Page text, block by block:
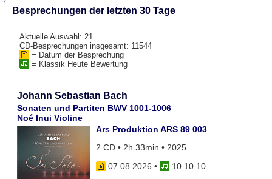
Besprechungen der letzten 30 Tage
Aktuelle Auswahl: 21
CD-Besprechungen insgesamt: 11544
= Datum der Besprechung
= Klassik Heute Bewertung
Johann Sebastian Bach
Sonaten und Partiten BWV 1001-1006
Noé Inui Violine
Ars Produktion ARS 89 003
2 CD • 2h 33min • 2025
07.08.2026 •
10 10 10